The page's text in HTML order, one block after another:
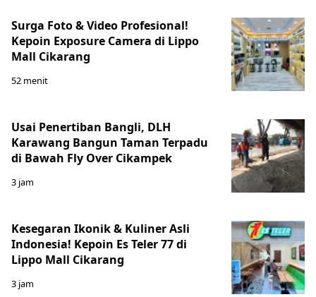
Surga Foto & Video Profesional!
Kepoin Exposure Camera di Lippo
Mall Cikarang
52 menit
Usai Penertiban Bangli, DLH
Karawang Bangun Taman Terpadu
di Bawah Fly Over Cikampek
3 jam
Kesegaran Ikonik & Kuliner Asli
Indonesia! Kepoin Es Teler 77 di
Lippo Mall Cikarang
3 jam